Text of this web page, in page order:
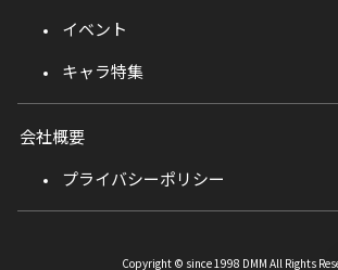
イベント
キャラ特集
会社概要
プライバシーポリシー
Copyright © since 1998 DMM All Rights